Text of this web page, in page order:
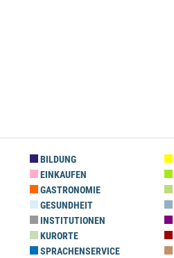
BILDUNG
EINKAUFEN
GASTRONOMIE
GESUNDHEIT
INSTITUTIONEN
KURORTE
SPRACHENSERVICE